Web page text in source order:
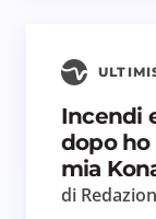
Incendi
dopo ho
mia
di